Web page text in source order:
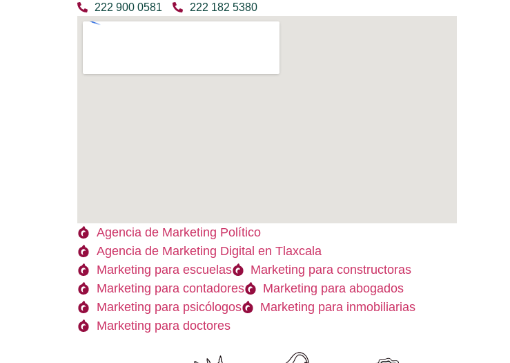
222 900 0581
222 182 5380
Agencia de Marketing Político
Agencia de Marketing Digital en Tlaxcala
Marketing para escuelas
Marketing para constructoras
Marketing para contadores
Marketing para abogados
Marketing para psicólogos
Marketing para inmobiliarias
Marketing para doctores